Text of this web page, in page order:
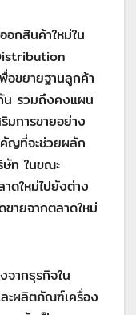
กสินค้าใหม่ใน
ขยายฐานลูกค้า
น รวมถึงคงแผน
มการขายอย่าง
ญที่จะช่วยผลัก
ษัท ในขณะ
ดใหม่ไปยังต่าง
ขายจากตลาดใหม่
จากธุรกิจใน
ะผลิตภัณฑ์เครื่อง